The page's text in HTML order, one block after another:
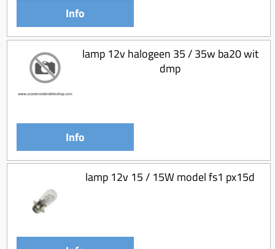
Info
lamp 12v halogeen 35 / 35w ba20 wit
dmp
Info
lamp 12v 15 / 15W model fs1 px15d